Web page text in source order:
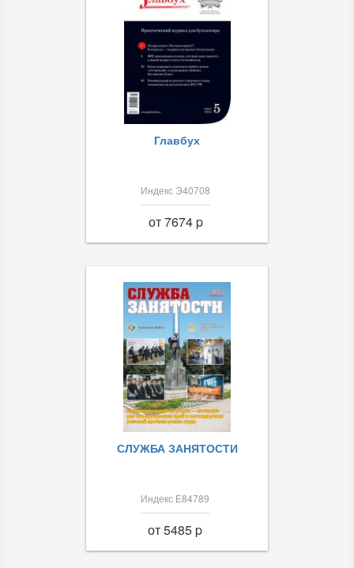
Главбух
Индекс Э40708
от 7674 p
СЛУЖБА ЗАНЯТОСТИ
Индекс Е84789
от 5485 p